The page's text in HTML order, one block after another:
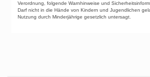
Verordnung, folgende Warnhinweise und
Darf nicht in die Hände von Kindern und Jugendlichen
Nutzung durch Minderjährige gesetzlich untersagt.